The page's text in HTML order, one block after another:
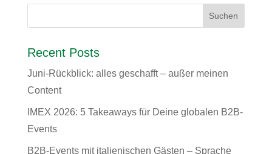
Recent Posts
Juni-Rückblick: alles geschafft – außer meinen
Content
IMEX 2026: 5 Takeaways für Deine globalen B2B-
Events
B2B-Events mit italienischen Gästen – Sprache